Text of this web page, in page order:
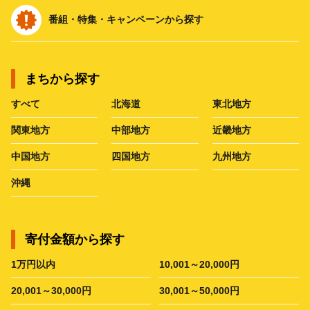
番組・特集・キャンペーンから探す
まちから探す
すべて 北海道 東北地方
関東地方 中部地方 近畿地方
中国地方 四国地方 九州地方
沖縄
寄付金額から探す
1万円以内 10,001～20,000円
20,001～30,000円 30,001～50,000円